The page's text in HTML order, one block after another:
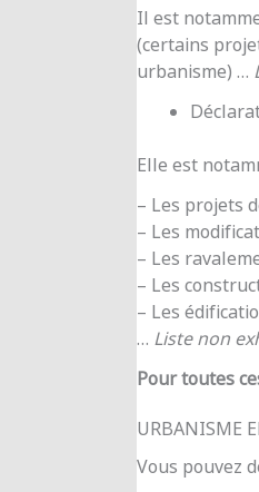
Il est
(certains
urbanisme) …
Elle est
– Les projets
– Les
– Les
– Les
– Les
… Liste non
Pour toutes
URBANISME
Vous pouvez